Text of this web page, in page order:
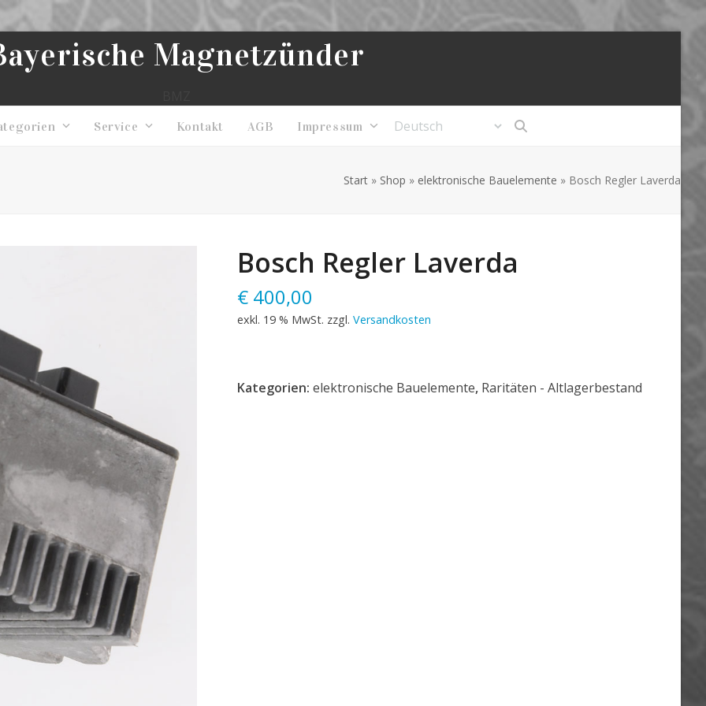
Magnetzünder
Service Kontakt AGB Impressum
Start » Shop » elektronische Bauelemente » Bosch Regler Laverda
Bosch Regler Laverda
€400,00
exkl. 19 % MwSt. zzgl. Versandkosten
Kategorien: elektronische Bauelemente, Raritäten - Altlagerbestand